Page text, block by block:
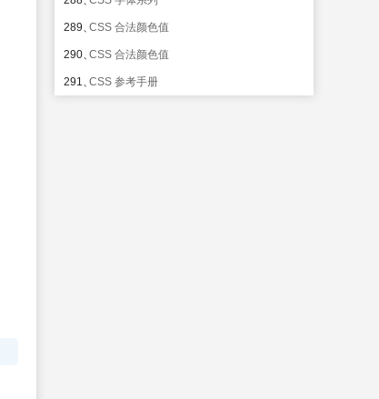
289、CSS 合法颜色值
290、CSS 合法颜色值
291、CSS 参考手册